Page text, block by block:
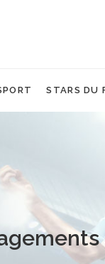
STARS DU